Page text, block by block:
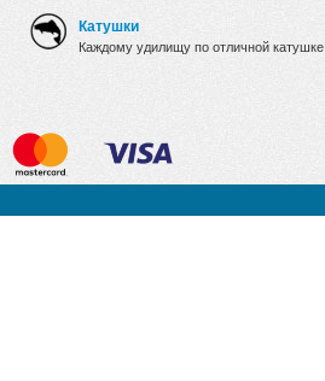
Катушки
Каждому удилищу по отличной катушке